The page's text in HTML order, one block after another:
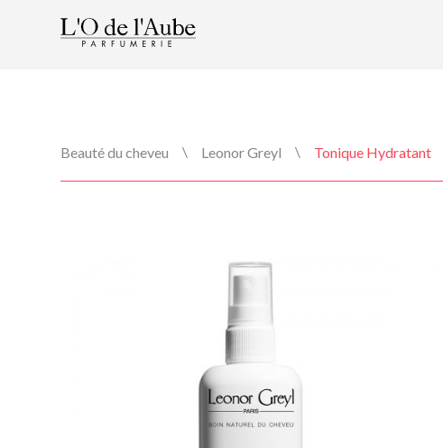
Beauté du cheveu \ Leonor Greyl \ Tonique Hydratant